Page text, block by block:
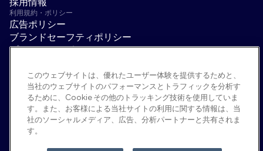
利用規約・ポリシー
広告ポリシー
ブランドセーフティポリシー
プライバシーポリシー
サプライヤーポータル
利用規約
倫理・コンプライアンス
EEO statement & notices
「私の個人情報を販売/共有しない」
ソーシャルメディア
このウェブサイトは、優れたユーザー体験を提供するためと、
当社のウェブサイトのパフォーマンスとトラフィックを分析す
るために、Cookie その他のトラッキング技術を使用していま
す。また、お客様による当社サイトの利用に関する情報は、当
社のソーシャルメディア、広告、分析パートナーと共有されま
す。